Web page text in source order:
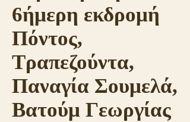
6ήμερη εκδρομή
Πόντος,
Τραπεζούντα,
Παναγία Σουμελά,
Βατούμ Γεωργίας